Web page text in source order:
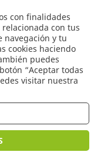
con finalidades
con tus
navegación y tu
cookies haciendo
puedes
“Aceptar todas
visitar nuestra
0
por precio